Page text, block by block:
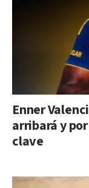
Enner
arribará y
clave